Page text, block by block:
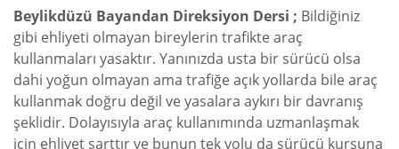
Beylikdüzü Bayandan Direksiyon Dersi ; Bildiğiniz
gibi ehliyeti olmayan bireylerin trafikte araç
kullanmaları yasaktır. Yanınızda usta bir sürücü olsa
dahi yoğun olmayan ama trafiğe açık yollarda bile araç
kullanmak doğru değil ve yasalara aykırı bir davranış
şeklidir. Dolayısıyla araç kullanımında uzmanlaşmak
için ehliyet şarttır ve bunun tek yolu da sürücü kursuna